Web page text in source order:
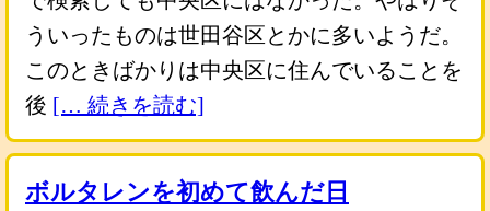
ういったものは世田谷区とかに多いようだ。
このときばかりは中央区に住んでいることを
後 [… 続きを読む]
ボルタレンを初めて飲んだ日